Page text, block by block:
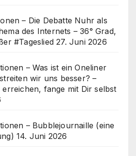
– Die Debatte Nuhr als
des Internets – 36° Grad,
#Tageslied 27. Juni 2026
– Was ist ein Oneliner
wir uns besser? –
fange mit Dir selbst
– Bubblejournaille (eine
14. Juni 2026